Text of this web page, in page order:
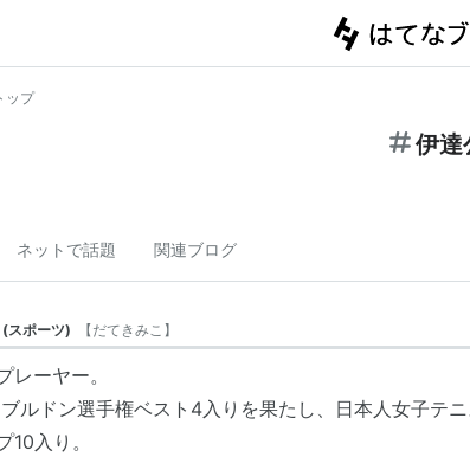
ップ
伊達
ネットで話題 関連ブログ
(スポーツ) 【だてきみこ 】
レーヤー。
ルドン選手権ベスト4入りを果たし、日本人女子テ
10入り。